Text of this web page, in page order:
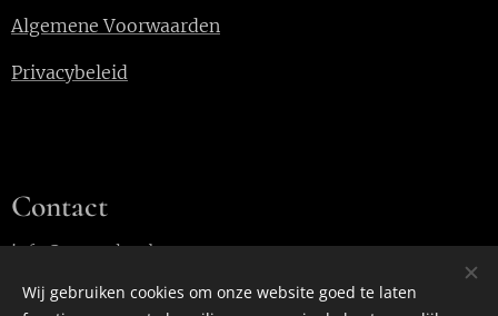
Algemene Voorwaarden
Privacybeleid
Contact
info@100walter.be
Wij gebruiken cookies om onze website goed te laten